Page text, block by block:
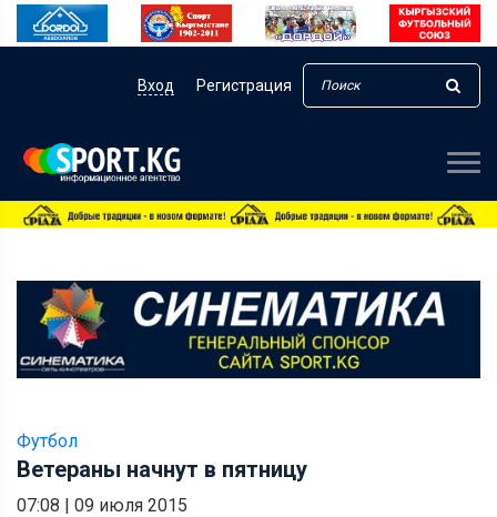
Вход Регистрация
Футбол
Ветераны начнут в пятницу
07:08 | 09 июля 2015